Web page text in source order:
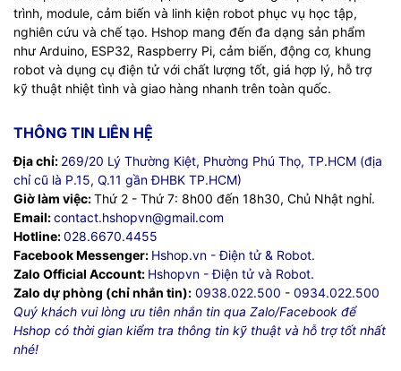
trình, module, cảm biến và linh kiện robot phục vụ học tập,
nghiên cứu và chế tạo. Hshop mang đến đa dạng sản phẩm
như Arduino, ESP32, Raspberry Pi, cảm biến, động cơ, khung
robot và dụng cụ điện tử với chất lượng tốt, giá hợp lý, hỗ trợ
kỹ thuật nhiệt tình và giao hàng nhanh trên toàn quốc.
THÔNG TIN LIÊN HỆ
Địa chỉ: 269/20 Lý Thường Kiệt, Phường Phú Thọ, TP.HCM (địa
chỉ cũ là P.15, Q.11 gần ĐHBK TP.HCM)
Giờ làm việc:Thứ 2 - Thứ 7: 8h00 đến 18h30, Chủ Nhật nghỉ.
Email:contact.hshopvn@gmail.com
Hotline:028.6670.4455
Facebook Messenger: Hshop.vn - Điện tử & Robot.
Zalo Official Account: Hshopvn - Điện tử và Robot.
Zalo dự phòng (chỉ nhắn tin): 0938.022.500 - 0934.022.500
Quý khách vui lòng ưu tiên nhắn tin qua Zalo/Facebook để
Hshop có thời gian kiểm tra thông tin kỹ thuật và hỗ trợ tốt nhất
nhé!